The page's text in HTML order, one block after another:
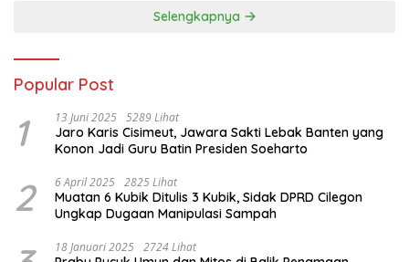
Selengkapnya
Popular Post
1 13 Juni 2025 5289 Lihat
Jaro Karis Cisimeut, Jawara Sakti Lebak Banten yang
Konon Jadi Guru Batin Presiden Soeharto
2 6 April 2025 2825 Lihat
Muatan 6 Kubik Ditulis 3 Kubik, Sidak DPRD Cilegon
Ungkap Dugaan Manipulasi Sampah
18 Januari 2025 2724 Lihat